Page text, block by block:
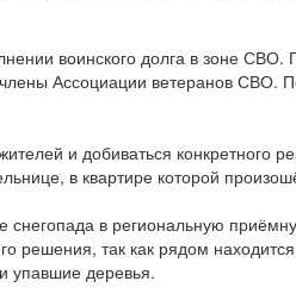
воинского долга в зоне
Ассоциации ветеранов
и добиваться конкретного
в квартире которой
в региональную
решения, так как рядом
упавшие деревья.